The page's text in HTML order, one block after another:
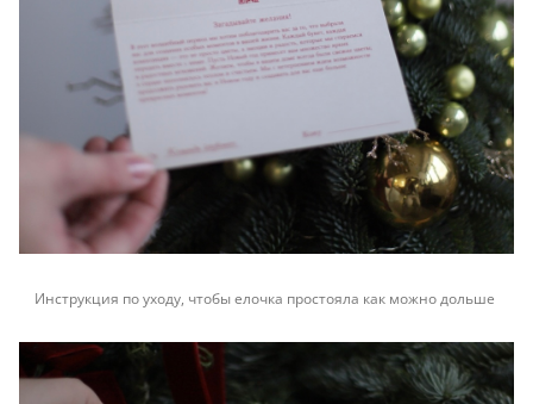
Инструкция по уходу, чтобы елочка простояла как можно дольше